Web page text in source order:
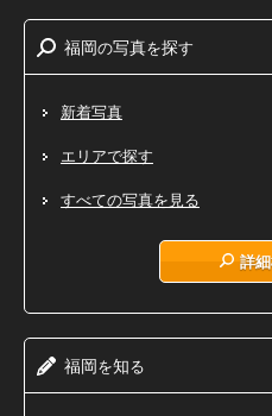
福岡の写真を探す
新着写真
エリアで探す
すべての写真を見る
詳
福岡を知る